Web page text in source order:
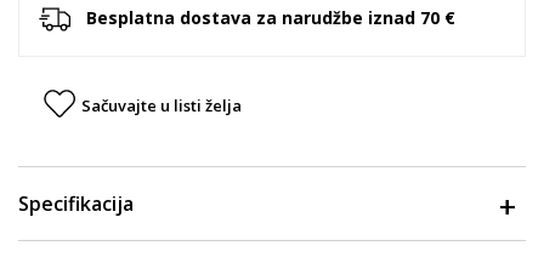
Besplatna dostava za narudžbe iznad 70 €
Sačuvajte u listi želja
Specifikacija